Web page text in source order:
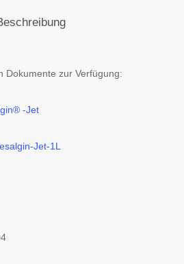
Dokumente zur Verfügung:
-Jet
Jet-1L